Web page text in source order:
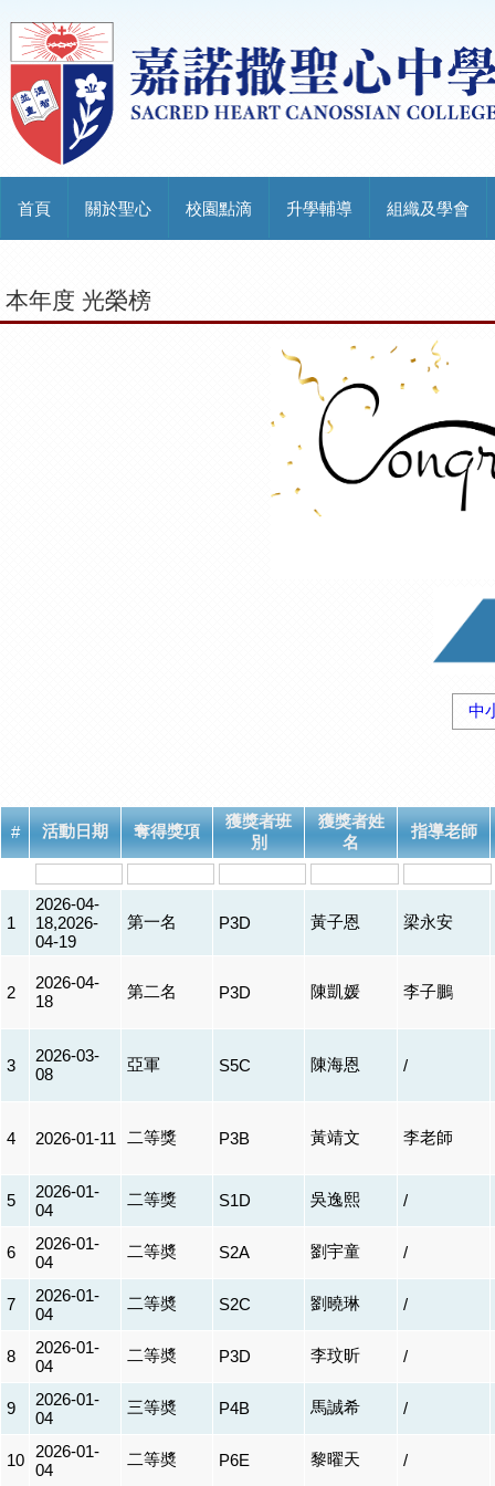
首頁 關於聖心 校園點滴 升學輔導 組織及學會
本年度 光榮榜
中
# 活動日期 奪得獎項
獲獎者班
別
獲獎者姓
名
指導老師
1
2026-04-
18,2026-
04-19
第一名 P3D 黃子恩 梁永安
2
2026-04-
18
第二名 P3D 陳凱媛 李子鵬
3
2026-03-
08
亞軍 S5C 陳海恩 /
4 2026-01-11 二等獎 P3B 黃靖文 李老師
5
2026-01-
04
二等獎 S1D 吳逸熙 /
6
2026-01-
04
二等奬 S2A 劉宇童 /
7
2026-01-
04
二等奬 S2C 劉曉琳 /
8
2026-01-
04
二等奬 P3D 李玟昕 /
9
2026-01-
04
三等奬 P4B 馬誠希 /
10
2026-01-
04
二等奬 P6E 黎曜天 /